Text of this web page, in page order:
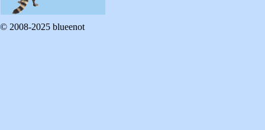
© 2008-2025 blueenot